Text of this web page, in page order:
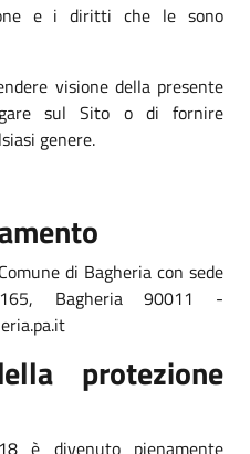
e i diritti che le sono
visione della presente
sul Sito o di fornire
genere.
di Bagheria con sede
Bagheria 90011 -
protezione
è divenuto pienamente